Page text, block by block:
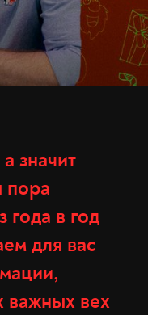
значит
пора
года в год
для вас
важных вех